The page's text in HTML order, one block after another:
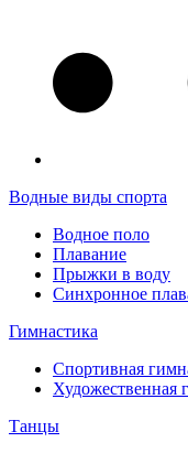
Водные виды спорта
Водное поло
Плавание
Прыжки в воду
Синхронное
Гимнастика
Спортивная
Художественная
Танцы